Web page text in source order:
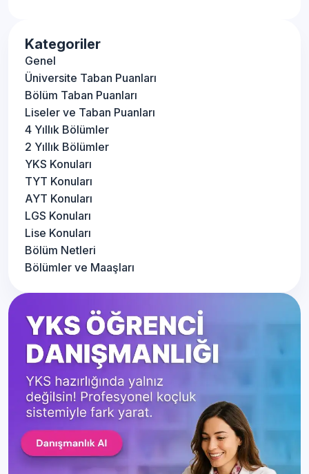
Kategoriler
Genel
Üniversite Taban Puanları
Bölüm Taban Puanları
Liseler ve Taban Puanları
4 Yıllık Bölümler
2 Yıllık Bölümler
YKS Konuları
TYT Konuları
AYT Konuları
LGS Konuları
Lise Konuları
Bölüm Netleri
Bölümler ve Maaşları